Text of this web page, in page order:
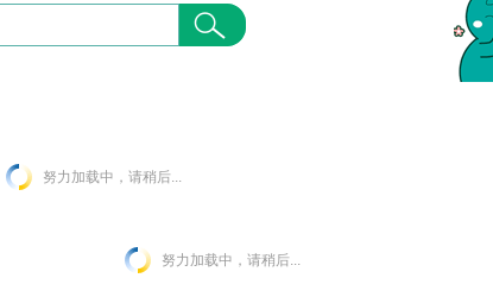
努力加载中，请稍后...
努力加载中，请稍后...